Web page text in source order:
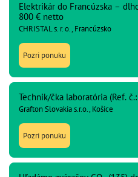
Elektrikár do Francúzska –
800 € netto
CHRISTAL s. r. o., Francúzsko
Pozri ponuku
Technik/čka laboratória (Ref.
Grafton Slovakia s.r.o., Košice
Pozri ponuku